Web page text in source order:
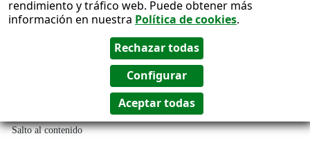
rendimiento y tráfico web. Puede obtener más
información en nuestra Política de cookies.
Salto al contenido